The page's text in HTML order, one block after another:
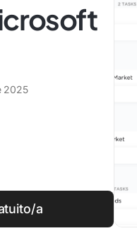
2025
a